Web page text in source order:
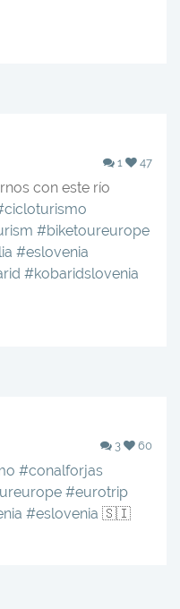
1 47
con este río
#biketoureurope
#eslovenia
#kobaridslovenia
3 60
#conalforjas
#eurotrip
#eslovenia 🇸🇮